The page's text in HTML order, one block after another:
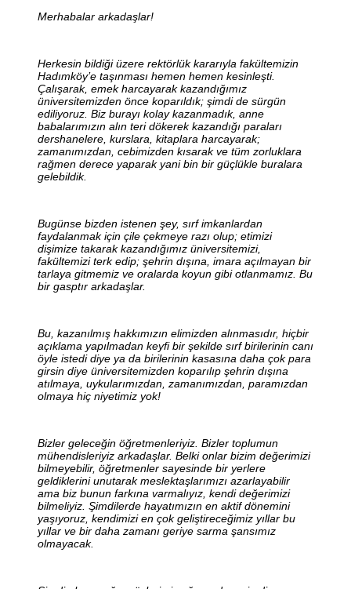
Merhabalar arkadaşlar!
Herkesin bildiği üzere rektörlük kararıyla fakültemizin
Hadımköy’e taşınması hemen hemen kesinleşti.
Çalışarak, emek harcayarak kazandığımız
üniversitemizden önce koparıldık; şimdi de sürgün
ediliyoruz. Biz burayı kolay kazanmadık, anne
babalarımızın alın teri dökerek kazandığı paraları
dershanelere, kurslara, kitaplara harcayarak;
zamanımızdan, cebimizden kısarak ve tüm zorluklara
rağmen derece yaparak yani bin bir güçlükle buralara
gelebildik.
Bugünse bizden istenen şey, sırf imkanlardan
faydalanmak için çile çekmeye razı olup; etimizi
dişimize takarak kazandığımız üniversitemizi,
fakültemizi terk edip; şehrin dışına, imara açılmayan bir
tarlaya gitmemiz ve oralarda koyun gibi otlanmamız. Bu
bir gasptır arkadaşlar.
Bu, kazanılmış hakkımızın elimizden alınmasıdır, hiçbir
açıklama yapılmadan keyfi bir şekilde sırf birilerinin canı
öyle istedi diye ya da birilerinin kasasına daha çok para
girsin diye üniversitemizden koparılıp şehrin dışına
atılmaya, uykularımızdan, zamanımızdan, paramızdan
olmaya hiç niyetimiz yok!
Bizler geleceğin öğretmenleriyiz. Bizler toplumun
mühendisleriyiz arkadaşlar. Belki onlar bizim değerimizi
bilmeyebilir, öğretmenler sayesinde bir yerlere
geldiklerini unutarak meslektaşlarımızı azarlayabilir
ama biz bunun farkına varmalıyız, kendi değerimizi
bilmeliyiz. Şimdilerde hayatımızın en aktif dönemini
yaşıyoruz, kendimizi en çok geliştireceğimiz yıllar bu
yıllar ve bir daha zamanı geriye sarma şansımız
olmayacak.